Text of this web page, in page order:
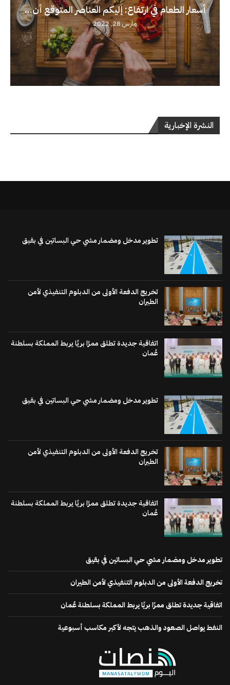
أسعار الطعام في ارتفاع: إليكم العناصر المتوقع أن...
مارس 28, 2022
النشرة الإخبارية
تطوير مدخل ومضمار مشي حي البساتين في بقيق
تخريج الدفعة الأولى من الدبلوم التنفيذي لأمن
الطيران
اتفاقية جديدة تطلق ممرًا بريًا يربط المملكة بسلطنة
عُمان
تطوير مدخل ومضمار مشي حي البساتين في بقيق
تخريج الدفعة الأولى من الدبلوم التنفيذي لأمن
الطيران
اتفاقية جديدة تطلق ممرًا بريًا يربط المملكة بسلطنة
عُمان
تطوير مدخل ومضمار مشي حي البساتين في بقيق
تخريج الدفعة الأولى من الدبلوم التنفيذي لأمن الطيران
اتفاقية جديدة تطلق ممرًا بريًا يربط المملكة بسلطنة عُمان
النفط يواصل الصعود والذهب يتجه لأكبر مكاسب أسبوعية